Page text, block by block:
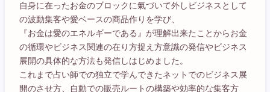
自身に在ったお金のブロックに氣づいて外しビジネスとして
の波動集客や愛ベースの商品作りを学び、
『お金は愛のエネルギーである』が理解出来たことからお金
の循環やビジネス関連の在り方捉え方意識の発信やビジネス
展開の具体的な方法も発信しはじめました。
これまで占い師での独立で学んできたネットでのビジネス展
開のさせ方、自動での販売ルートの構築や効率的な集客方